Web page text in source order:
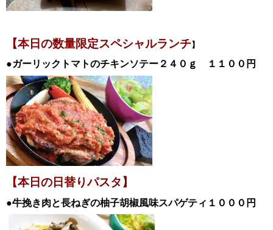
【本日の数量限定スペシャルランチ】
●ガーリックトマトのチキンソテー２４０ｇ １１００ 円
【本日の日替りパスタ】
●牛挽き肉と長ねぎの柚子胡椒風味スパゲティ １０００ 円